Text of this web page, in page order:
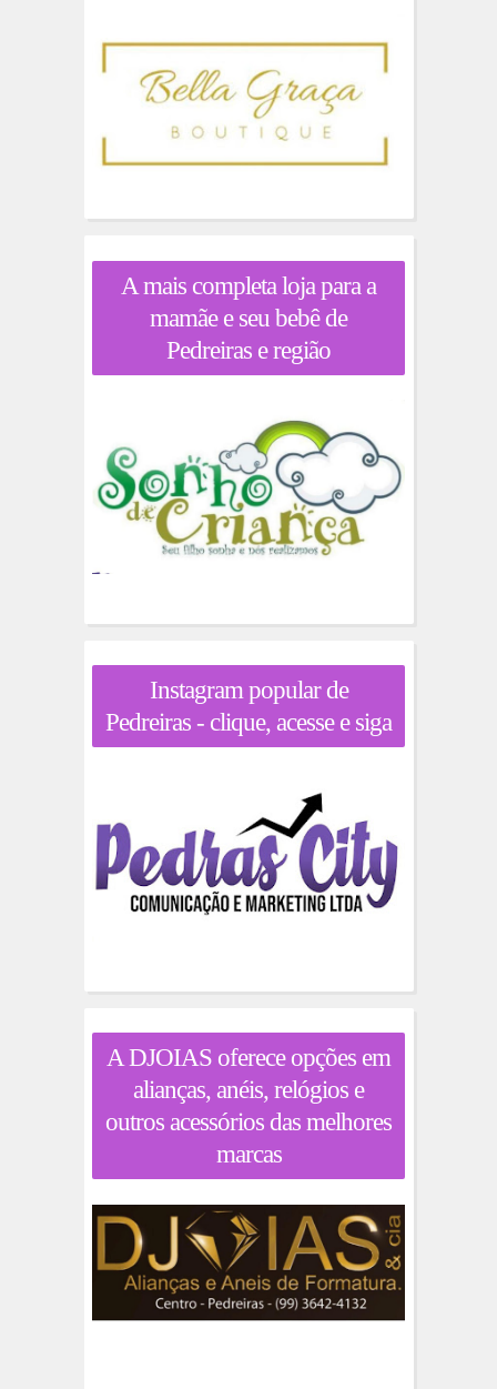
A mais completa loja para a
mamãe e seu bebê de
Pedreiras e região
Instagram popular de
Pedreiras - clique, acesse e siga
A DJOIAS oferece opções em
alianças, anéis, relógios e
outros acessórios das melhores
marcas